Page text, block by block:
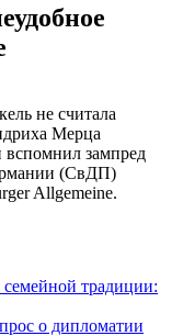
не считала
Мерца
зампред
(СвДП)
Allgemeine.
семейной традиции:
о дипломатии